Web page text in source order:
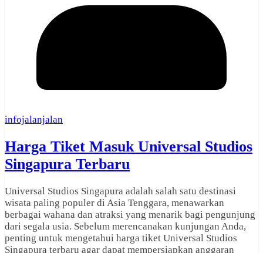
infojalanjalan
Harga Tiket Masuk Universal Studios
Singapura Terbaru
Universal Studios Singapura adalah salah satu destinasi
wisata paling populer di Asia Tenggara, menawarkan
berbagai wahana dan atraksi yang menarik bagi pengunjung
dari segala usia. Sebelum merencanakan kunjungan Anda,
penting untuk mengetahui harga tiket Universal Studios
Singapura terbaru agar dapat mempersiapkan anggaran